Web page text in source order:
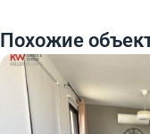
Похожие